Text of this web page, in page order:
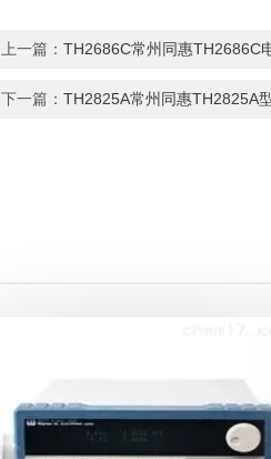
上一篇： TH2686C常州同惠TH2686C
下一篇： TH2825A常州同惠TH2825A